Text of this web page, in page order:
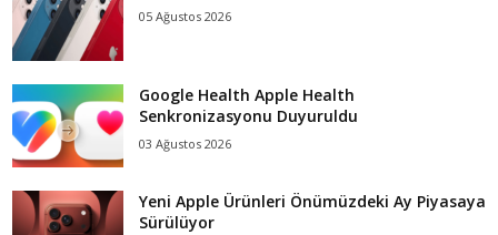
05 Ağustos 2026
Google Health Apple Health
Senkronizasyonu Duyuruldu
03 Ağustos 2026
Yeni Apple Ürünleri Önümüzdeki Ay Piyasaya
Sürülüyor